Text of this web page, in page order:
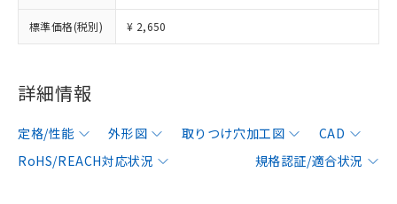
標準価格(税別) ¥ 2,650
詳細情報
定格/性能 外形図 取りつけ穴加工図
CAD
RoHS/REACH対応状況
規格認証/適合状況